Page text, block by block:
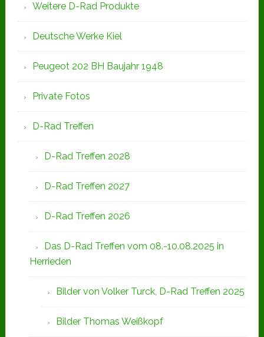
Weitere D-Rad Produkte
Deutsche Werke Kiel
Peugeot 202 BH Baujahr 1948
Private Fotos
D-Rad Treffen
D-Rad Treffen 2028
D-Rad Treffen 2027
D-Rad Treffen 2026
Das D-Rad Treffen vom 08.-10.08.2025 in
Herrieden
Bilder von Volker Turck, D-Rad Treffen 2025
Bilder Thomas Weißkopf